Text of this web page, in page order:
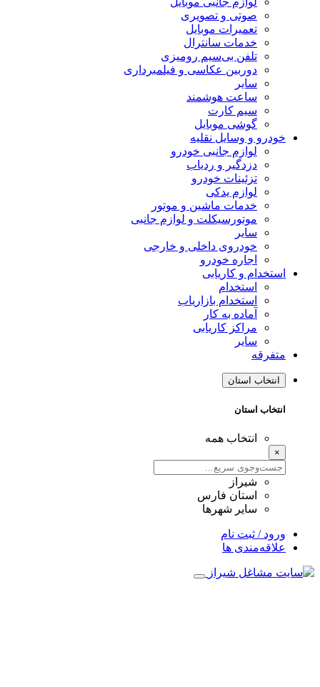
صوتی و تصویری
تعمیرات موبایل
خدمات سانترال
تلفن بی‌سیم رومیزی
دوربین عکاسی و فیلمبرداری
سایر
ساعت هوشمند
سیم کارت
گوشی موبایل
خودرو و وسایل نقلیه
لوازم جانبی خودرو
دزدگیر و ردیاب
تزئینات خودرو
لوازم یدکی
خدمات ماشین و موتور
موتورسیکلت و لوازم جانبی
سایر
خودروی داخلی و خارجی
اجاره خودرو
استخدام و کاریابی
استخدام
استخدام بازاریاب
آماده به کار
مراکز کاریابی
سایر
متفرقه
انتخاب استان
انتخاب استان
انتخاب همه
×
شیراز
استان فارس
سایر شهرها
ورود / ثبت نام
علاقه‌مندی ها